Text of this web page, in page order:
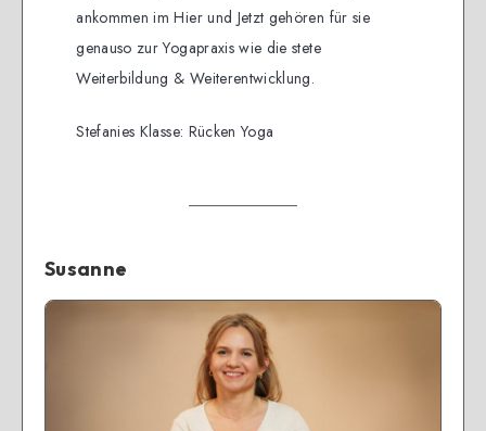
ankommen im Hier und Jetzt gehören für sie
genauso zur Yogapraxis wie die stete
Weiterbildung & Weiterentwicklung.
Stefanies Klasse: Rücken Yoga
Susanne